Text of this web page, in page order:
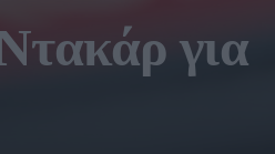
για